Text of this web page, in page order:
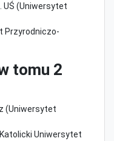
UŚ (Uniwersytet
Przyrodniczo-
tomu 2
(Uniwersytet
Uniwersytet